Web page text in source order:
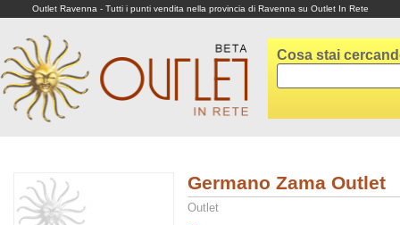
Outlet Ravenna - Tutti i punti vendita nella provincia di Ravenna su Outlet In Rete
Cosa stai
Germano Zama Outlet
Outlet